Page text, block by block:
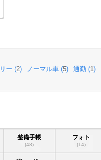
ー (2) ノーマル車 (5) 通勤 (1 )
整備手帳
(48)
フォト
(14)